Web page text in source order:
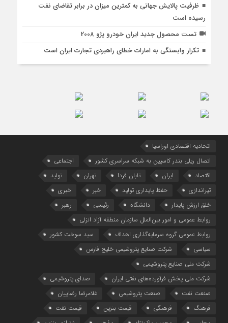
ظرفیت پالایش جهانی به کمترین میزان در برابر تقاضای نفت
رسیده است
تست محصول جدید ایران خودرو پژو 2008
تکرار وابستگی به امارات خطای راهبردی تجارت ایران است
اتحادیه اقتصادی اوراسیا
اتصال ریلی بندر کاسپین به شبکه سراسری کشور
اجتماعی
اقتصاد
ایران تابان فردا تهران
تولید
تیراندازی
حفظ پایداری تولید خبر
خبری
خلق ارزش پایدار
دانشگاه رئیسی
رهبر
روابط عمومی و امور بین‌الملل سازمان منطقه آزاد انزلی
روابط عمومی گروه سرمایه‌گذاری اهداف
سبد سوخت کشور
سیاسی
شرکت صنایع پتروشیمی خلیج فارس
شرکت ملی صنایع پتروشیمی
شرکت ملی پخش فرآورده‌های نفتی ایران
صدای پتروشیمی
صنعت نفت
صنعت پتروشیمی
غلامرضا رضاییان
فرهنگ
فرهنگی قیمت بنزین
قیمت نفت